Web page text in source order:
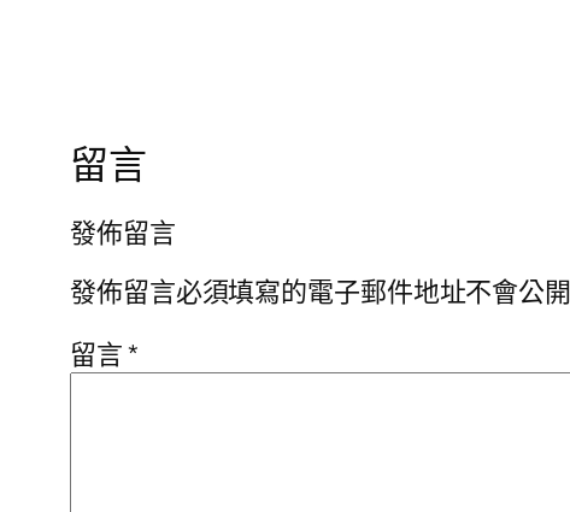
留言
發佈留言
發佈留言必須填寫的電子郵件地址不會公開
留言*